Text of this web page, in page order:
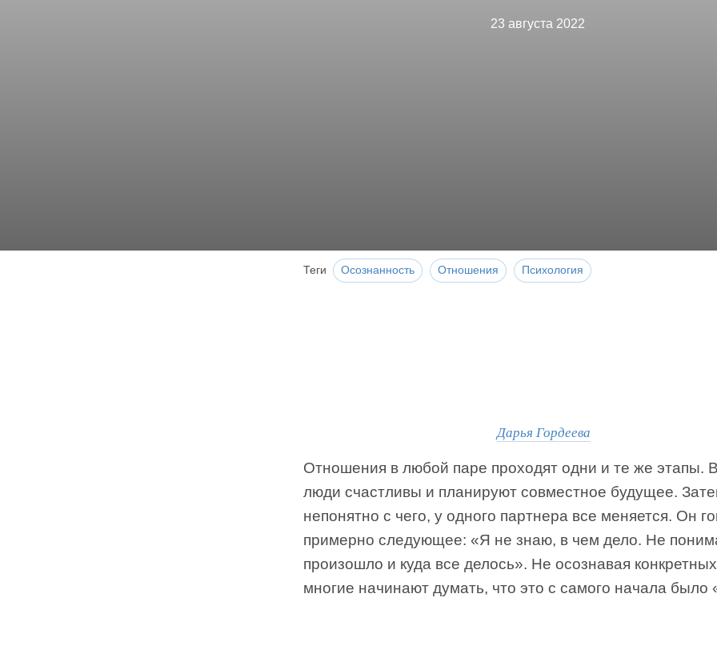
23 августа 2022
Теги Осознанность Отношения Психология
Дарья Гордеева
Отношения в любой паре проходят одни и те же этапы.
люди счастливы и планируют совместное будущее.
непонятно с чего, у одного партнера все меняется. Он
примерно следующее: «Я не знаю, в чем дело. Не
произошло и куда все делось». Не осознавая
многие начинают думать, что это с самого начала было